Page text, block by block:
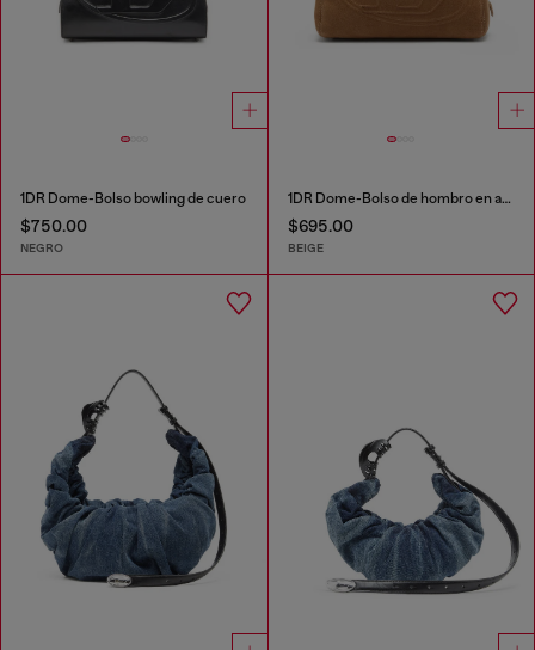
1DR Dome-Bolso bowling de cuero
$750.00
NEGRO
1DR Dome-Bolso de hombro en ante con Logo Oval D
$695.00
BEIGE